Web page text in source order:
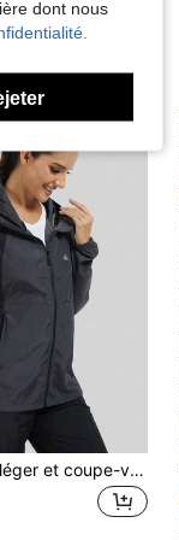
Imperméable léger et coupe-vent à capuche pour femmes, adapté au port extérieur et aux sports
dont nous